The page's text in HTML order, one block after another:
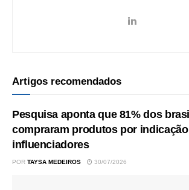
Artigos recomendados
Pesquisa aponta que 81% dos
compraram produtos por
influenciadores
POR TAYSA MEDEIROS 30/07/2026